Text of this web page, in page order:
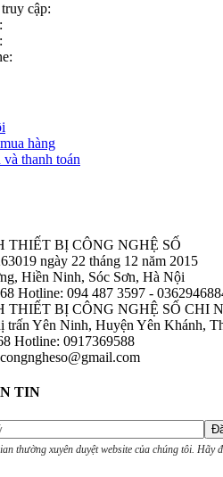
cập:
hàng
thanh toán
THIẾT BỊ CÔNG NGHỆ SỐ
ngày 22 tháng 12 năm 2015
Hiền Ninh, Sóc Sơn, Hà Nội
Hotline: 094 487 3597 -
THIẾT BỊ CÔNG NGHỆ SỐ CHI
trấn Yên Ninh, Huyện Yên Khánh,
Hotline: 0917369588
TIN
thường xuyên duyệt website của chúng tôi.